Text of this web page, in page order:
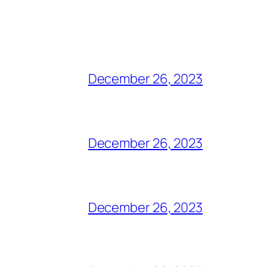
December 26, 2023
December 26, 2023
December 26, 2023